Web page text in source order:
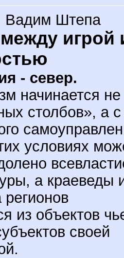
Вадим Штепа
игрой
- север.
начинается не
столбов», а с
условиях
а краеведы
из объектов
своей